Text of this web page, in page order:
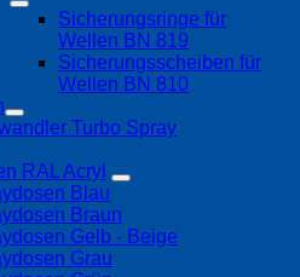
Sicherungsringe für
Wellen BN 819
Sicherungsscheiben für
Wellen BN 810
Turbo Spray
RAL Acryl
Blau
Braun
Gelb - Beige
Grau